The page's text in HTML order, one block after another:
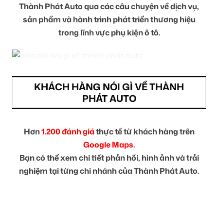
Thành Phát Auto qua các câu chuyện về dịch vụ,
sản phẩm và hành trình phát triển thương hiệu
trong lĩnh vực phụ kiện ô tô.
KHÁCH HÀNG NÓI GÌ VỀ THÀNH
PHÁT AUTO
Hơn1.200 đánh giáthực tế từ khách hàng trên
Google Maps.
Bạn có thể xem chi tiết phản hồi, hình ảnh và trải
nghiệm tại từng chi nhánh của Thành Phát Auto.